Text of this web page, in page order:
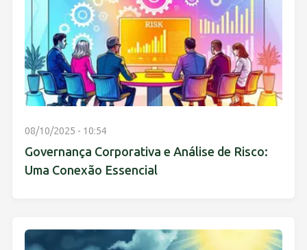
08/10/2025 - 10:54
Governança Corporativa e Análise de Risco:
Uma Conexão Essencial